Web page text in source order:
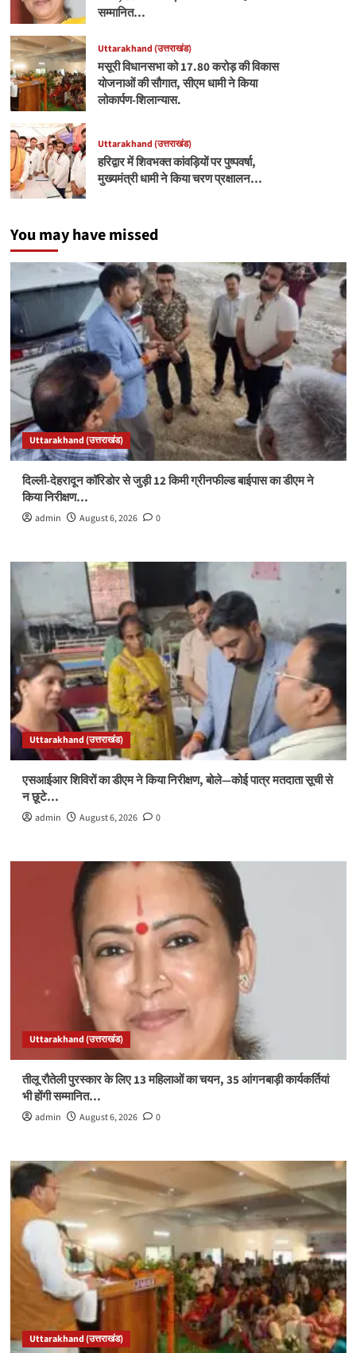
सम्मानित…
Uttarakhand (उत्तराखंड)
मसूरी विधानसभा को 17.80 करोड़ की विकास
योजनाओं की सौगात, सीएम धामी ने किया
लोकार्पण-शिलान्यास.
Uttarakhand (उत्तराखंड)
हरिद्वार में शिवभक्त कांवड़ियों पर पुष्पवर्षा,
मुख्यमंत्री धामी ने किया चरण प्रक्षालन…
You may have missed
Uttarakhand (उत्तराखंड)
दिल्ली-देहरादून कॉरिडोर से जुड़ी 12 किमी ग्रीनफील्ड बाईपास का डीएम ने
किया निरीक्षण…
admin August 6, 2026 0
Uttarakhand (उत्तराखंड)
एसआईआर शिविरों का डीएम ने किया निरीक्षण, बोले—कोई पात्र मतदाता सूची से
न छूटे…
admin August 6, 2026 0
Uttarakhand (उत्तराखंड)
तीलू रौतेली पुरस्कार के लिए 13 महिलाओं का चयन, 35 आंगनबाड़ी कार्यकर्तियां
भी होंगी सम्मानित…
admin August 6, 2026 0
Uttarakhand (उत्तराखंड)